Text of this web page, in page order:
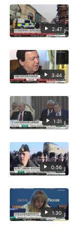
2:47
3:44
1:31
0:56
1:30